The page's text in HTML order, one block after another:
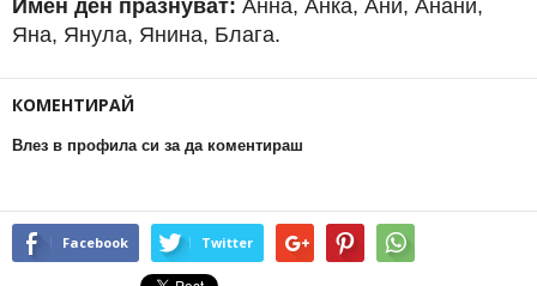
Имен ден празнуват: Анна, Анка, Ани, Анани,
Яна, Янула, Янина, Блага.
КОМЕНТИРАЙ
Влез в профила си за да коментираш
Facebook Twitter